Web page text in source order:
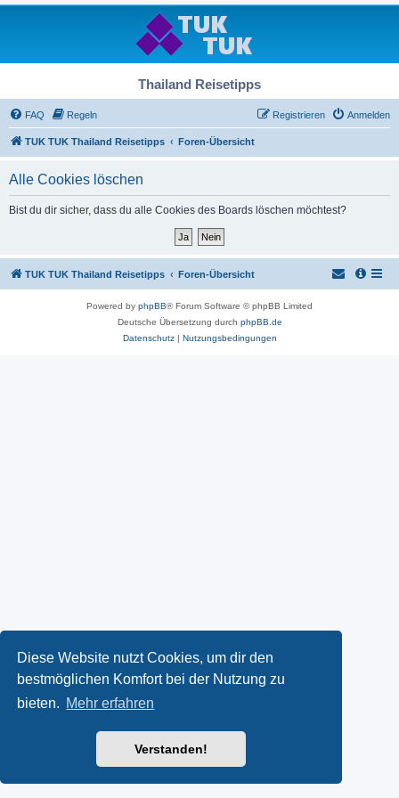
Diese Website nutzt Cookies, um dir den
bestmöglichen Komfort bei der Nutzung zu
bieten. Mehr erfahren
Verstanden!
Thailand Reisetipps
FAQ Regeln Anmelden
Registrieren
TUK TUK Thailand Reisetipps Foren-Übersicht
Alle Cookies löschen
Bist du dir sicher, dass du alle Cookies des Boards löschen möchtest?
TUK TUK Thailand Reisetipps Foren-Übersicht
Powered by phpBB® Forum Software © phpBB Limited
Deutsche Übersetzung durch phpBB.de
Datenschutz| Nutzungsbedingungen